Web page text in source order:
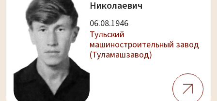
Николаевич
06.08.1946
Тульский
машиностроительный завод
(Туламашзавод)